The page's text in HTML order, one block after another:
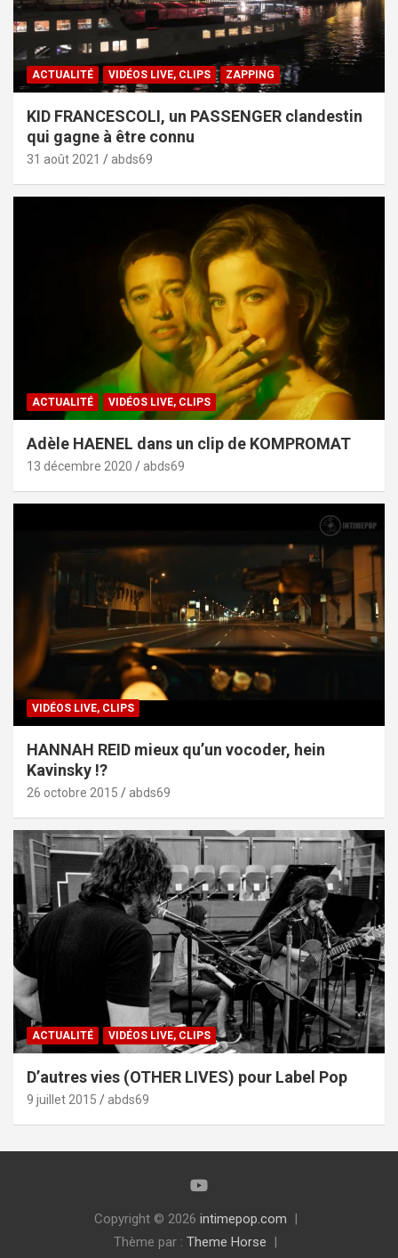
ACTUALITÉ VIDÉOS LIVE, CLIPS ZAPPING
KID FRANCESCOLI, un PASSENGER clandestin
qui gagne à être connu
31 août 2021 abds69
ACTUALITÉ VIDÉOS LIVE, CLIPS
Adèle HAENEL dans un clip de KOMPROMAT
13 décembre 2020 abds69
VIDÉOS LIVE, CLIPS
HANNAH REID mieux qu’un vocoder, hein
Kavinsky !?
26 octobre 2015 abds69
ACTUALITÉ VIDÉOS LIVE, CLIPS
D’autres vies (OTHER LIVES) pour Label Pop
9 juillet 2015 abds69
Copyright © 2026 intimepop.com
Thème par : Theme Horse